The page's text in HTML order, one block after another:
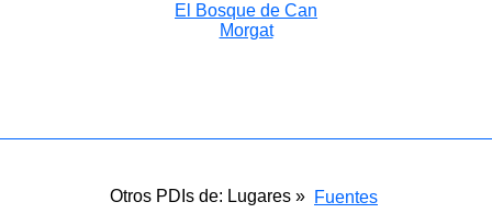
El Bosque de Can
Morgat
Otros PDIs de: Lugares » Fuentes